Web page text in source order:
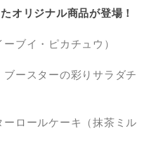
オリジナル商品が登場！
ブイ・ピカチュウ）
ースターの彩りサラダチ
ロールケーキ（抹茶ミル